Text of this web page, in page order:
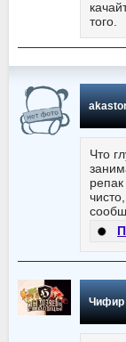
того.
Что
Чифир